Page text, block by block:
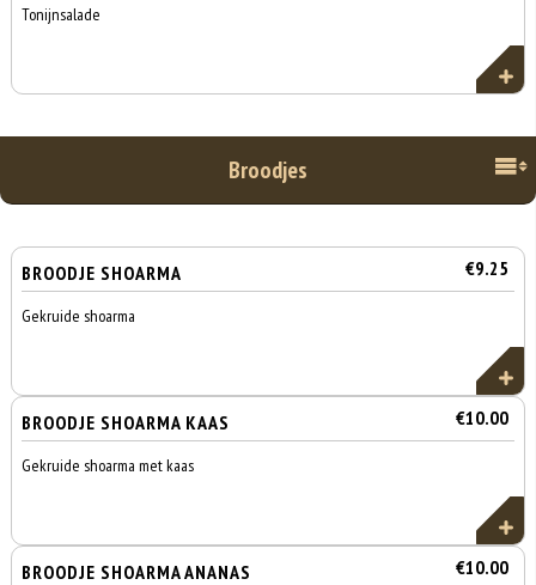
Tonijnsalade
Broodjes
BROODJE SHOARMA €9.25
Gekruide shoarma
BROODJE SHOARMA KAAS €10.00
Gekruide shoarma met kaas
BROODJE SHOARMA ANANAS €10.00